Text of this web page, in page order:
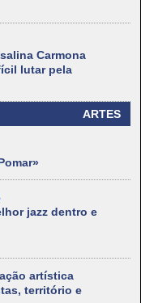
Carmona
lutar pela
ARTES
jazz dentro e
artística
território e